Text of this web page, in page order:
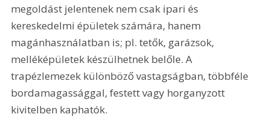
megoldást jelentenek nem csak ipari és
kereskedelmi épületek számára, hanem
magánhasználatban is; pl. tetők, garázsok,
melléképületek készülhetnek belőle. A
trapézlemezek különböző vastagságban, többféle
bordamagassággal, festett vagy horganyzott
kivitelben kaphatók.